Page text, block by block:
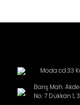
Moda cd.33
Barış Mah.
No: 7 Dükkan